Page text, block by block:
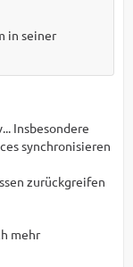
in seiner
Insbesondere
synchronisieren
zurückgreifen
mehr